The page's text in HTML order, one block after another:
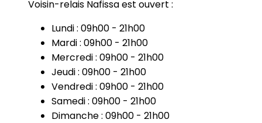
Voisin-relais Nafissa est ouvert :
Lundi : 09h00 - 21h00
Mardi : 09h00 - 21h00
Mercredi : 09h00 - 21h00
Jeudi : 09h00 - 21h00
Vendredi : 09h00 - 21h00
Samedi : 09h00 - 21h00
Dimanche : 09h00 - 21h00